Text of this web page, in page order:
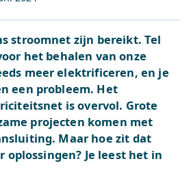
stroomnet zijn bereikt. Tel
het behalen van onze
meer elektrificeren, en je
een probleem. Het
is overvol. Grote
projecten komen met
Maar hoe zit dat
oplossingen? Je leest het in